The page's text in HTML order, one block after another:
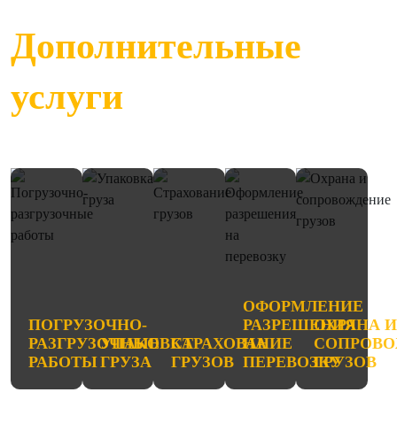
Дополнительные
услуги
ПОГРУЗОЧНО-
РАЗГРУЗОЧНЫЕ
РАБОТЫ
УПАКОВКА
ГРУЗА
СТРАХОВАНИЕ
ГРУЗОВ
ОФОРМЛЕНИЕ
РАЗРЕШЕНИЯ
НА
ПЕРЕВОЗКУ
ОХРАНА И
ГРУЗОВ